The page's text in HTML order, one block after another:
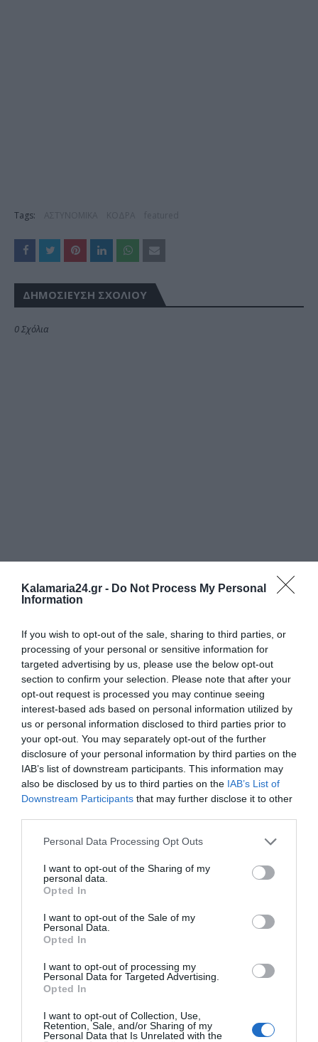
Kalamaria24.gr - Do Not Process My Personal
Information
If you wish to opt-out of the sale, sharing to third parties, or
processing of your personal or sensitive information for
targeted advertising by us, please use the below opt-out
section to confirm your selection. Please note that after your
opt-out request is processed you may continue seeing
interest-based ads based on personal information utilized by
us or personal information disclosed to third parties prior to
your opt-out. You may separately opt-out of the further
disclosure of your personal information by third parties on the
IAB’s list of downstream participants. This information may
also be disclosed by us to third parties on the IAB’s List of
Downstream Participants that may further disclose it to other
Personal Data Processing Opt Outs
I want to opt-out of the Sharing of my
personal data.
Opted In
I want to opt-out of the Sale of my
Personal Data.
Opted In
I want to opt-out of processing my
Personal Data for Targeted Advertising.
Opted In
I want to opt-out of Collection, Use,
Retention, Sale, and/or Sharing of my
Personal Data that Is Unrelated with the
Tags:
ΔΗΜΟΣΊΕΥΣΗ ΣΧΟΛΊΟΥ
0 Σχόλια